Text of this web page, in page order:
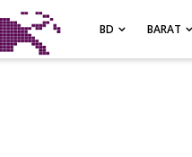
BD BARAT